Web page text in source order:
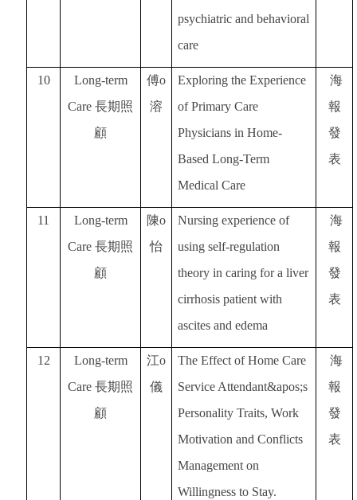
psychiatric and behavioral
care
10
Long-term
Care 長期照
顧
傅o
溶
Exploring the Experience
of Primary Care
Physicians in Home-
Based Long-Term
Medical Care
海
報
發
表
11
Long-term
Care 長期照
顧
陳o
怡
Nursing experience of
using self-regulation
theory in caring for a liver
cirrhosis patient with
ascites and edema
海
報
發
表
12
Long-term
Care 長期照
顧
江o
儀
The Effect of Home Care
Service Attendant&apos;s
Personality Traits, Work
Motivation and Conflicts
Management on
Willingness to Stay.
海
報
發
表